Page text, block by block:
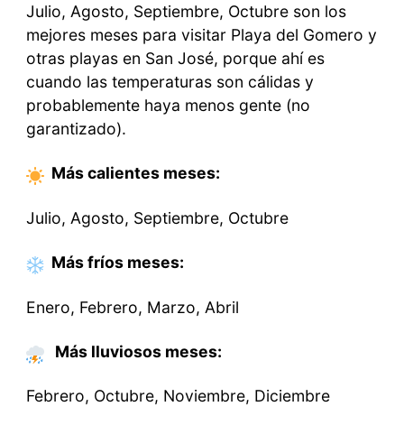
Julio, Agosto, Septiembre, Octubre son los
mejores meses para visitar Playa del Gomero y
otras playas en San José, porque ahí es
cuando las temperaturas son cálidas y
probablemente haya menos gente (no
garantizado).
Más calientes meses:
Julio, Agosto, Septiembre, Octubre
Más fríos meses:
Enero, Febrero, Marzo, Abril
Más lluviosos meses:
Febrero, Octubre, Noviembre, Diciembre